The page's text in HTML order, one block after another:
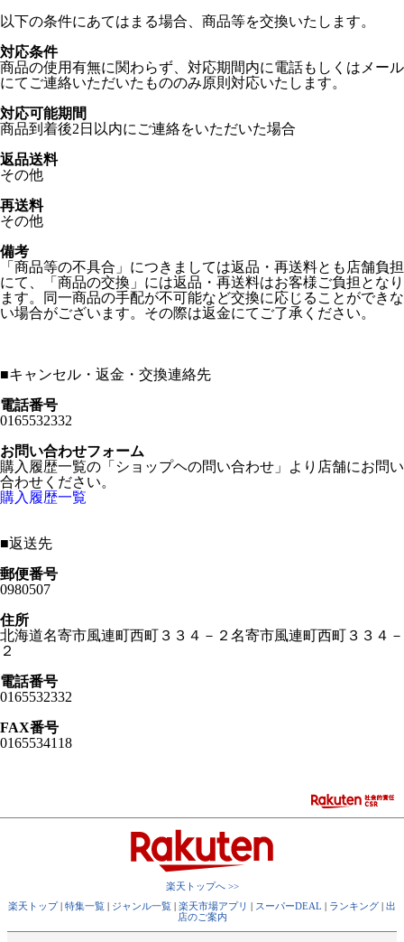
以下の条件にあてはまる場合、商品等を交換いたします。
対応条件
商品の使用有無に関わらず、対応期間内に電話もしくはメール
にてご連絡いただいたもののみ原則対応いたします。
対応可能期間
商品到着後2日以内にご連絡をいただいた場合
返品送料
その他
再送料
その他
備考
「商品等の不具合」につきましては返品・再送料とも店舗負担
にて、「商品の交換」には返品・再送料はお客様ご負担となり
ます。同一商品の手配が不可能など交換に応じることができな
い場合がございます。その際は返金にてご了承ください。
■キャンセル・返金・交換連絡先
電話番号
0165532332
お問い合わせフォーム
購入履歴一覧の「ショップヘの問い合わせ」より店舗にお問い
合わせください。
購入履歴一覧
■返送先
郵便番号
0980507
住所
北海道名寄市風連町西町３３４－２名寄市風連町西町３３４－
２
電話番号
0165532332
FAX番号
0165534118
楽天トップへ >>
楽天トップ
特集一覧 ジャンル一覧 楽天市場アプリ スーパーDEAL ランキング
出
店のご案内